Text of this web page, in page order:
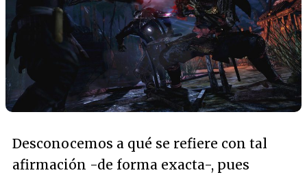
Desconocemos a qué se refiere con tal
afirmación -de forma exacta-, pues